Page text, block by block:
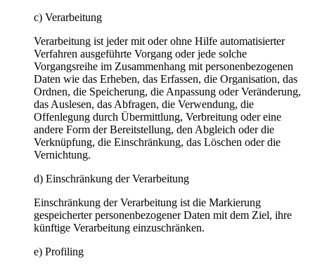
c) Verarbeitung
Verarbeitung ist jeder mit oder ohne Hilfe automatisierter
Verfahren ausgeführte Vorgang oder jede solche
Vorgangsreihe im Zusammenhang mit personenbezogenen
Daten wie das Erheben, das Erfassen, die Organisation, das
Ordnen, die Speicherung, die Anpassung oder Veränderung,
das Auslesen, das Abfragen, die Verwendung, die
Offenlegung durch Übermittlung, Verbreitung oder eine
andere Form der Bereitstellung, den Abgleich oder die
Verknüpfung, die Einschränkung, das Löschen oder die
Vernichtung.
d) Einschränkung der Verarbeitung
Einschränkung der Verarbeitung ist die Markierung
gespeicherter personenbezogener Daten mit dem Ziel, ihre
künftige Verarbeitung einzuschränken.
e) Profiling